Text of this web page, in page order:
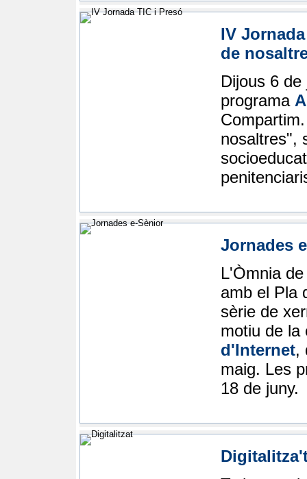
IV
de
Dijous 6
programa
nosaltres",
Jornades
L'Òmnia
amb el Pla
sèrie de
motiu de
d'Internet,
maig. Les
18 de juny.